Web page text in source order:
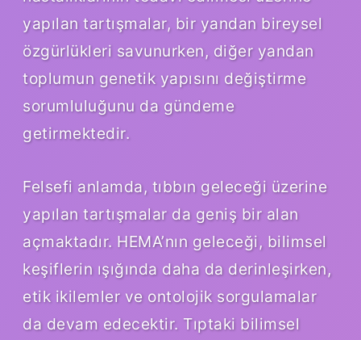
yapılan tartışmalar, bir yandan bireysel
özgürlükleri savunurken, diğer yandan
toplumun genetik yapısını değiştirme
sorumluluğunu da gündeme
getirmektedir.
Felsefi anlamda, tıbbın geleceği üzerine
yapılan tartışmalar da geniş bir alan
açmaktadır. HEMA’nın geleceği, bilimsel
keşiflerin ışığında daha da derinleşirken,
etik ikilemler ve ontolojik sorgulamalar
da devam edecektir. Tıptaki bilimsel